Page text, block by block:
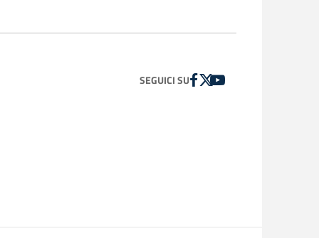
SEGUICI SUFACEBOOK
TWITTER
YOUTUBE